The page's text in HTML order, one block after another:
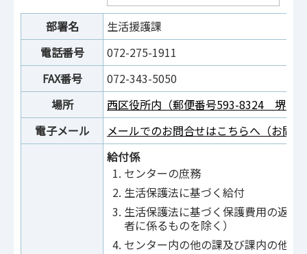
部署名
生活援護課
電話番号
072-275-1911
FAX番号
072-343-5050
場所
西区役所内（郵便番号593-8324 堺市
電子メール
メールでのお問合せはこちらへ（お問
給付係
センターの庶務
生活保護法に基づく給付
生活保護法に基づく保護費用の返還
者に係るものを除く）
センター内の他の課及び課内の他の